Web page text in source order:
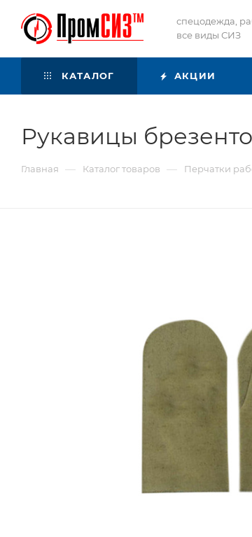
спецодежда,
все виды СИЗ
КАТАЛОГ АКЦИИ
Рукавицы
Главная — Каталог товаров — Перчатки